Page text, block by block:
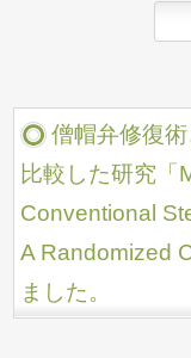
僧帽弁修復
比較した研究「
Conventional
A Randomized
ました。